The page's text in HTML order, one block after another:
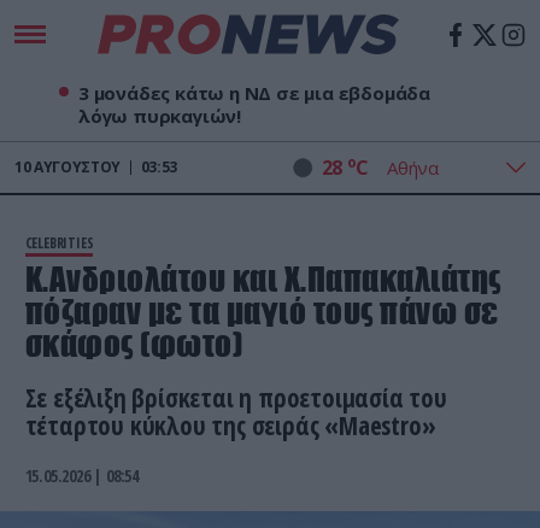
3 μονάδες κάτω η ΝΔ σε μια εβδομάδα
λόγω πυρκαγιών!
10ΑΥΓΟΎΣΤΟΥ 03:53 28 oC
CELEBRITIES
Κ.Ανδριολάτου και Χ.Παπακαλιάτης
πόζαραν με τα μαγιό τους πάνω σε
σκάφος (φωτο)
Σε εξέλιξη βρίσκεται η προετοιμασία του
τέταρτου κύκλου της σειράς «Maestro»
15.05.2026 | 08:54